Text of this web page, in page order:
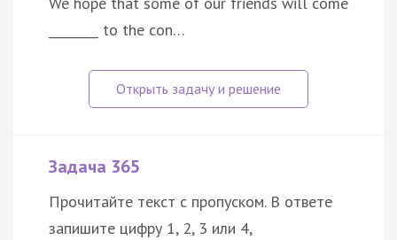
________ to the con…
Задача 365
Прочитайте текст с пропуском. В ответе
запишите цифру 1, 2, 3 или 4,